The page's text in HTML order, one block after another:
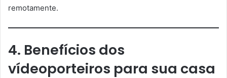
remotamente.
4. Benefícios dos
vídeoporteiros para sua casa